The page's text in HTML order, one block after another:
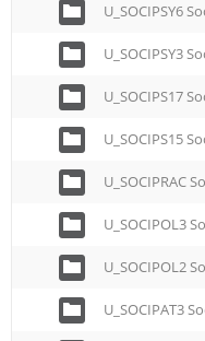
U_SOCIPSY6
U_SOCIPSY3
U_SOCIPS17
U_SOCIPS15
U_SOCIPRAC
U_SOCIPOL3
U_SOCIPOL2
U_SOCIPAT3